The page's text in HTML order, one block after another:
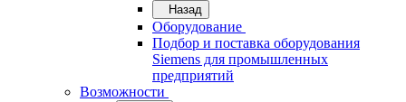
Назад
Оборудование
Подбор и поставка оборудования
Siemens для промышленных
предприятий
Возможности